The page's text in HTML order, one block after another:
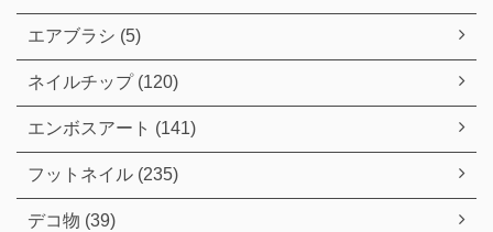
エアブラシ (5)
ネイルチップ (120)
エンボスアート (141)
フットネイル (235)
デコ物 (39)